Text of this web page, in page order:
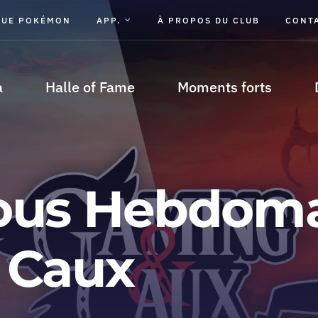
POKÉMON APP. À PROPOS DU CLUB
Halle of Fame Moments forts